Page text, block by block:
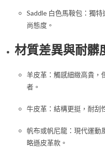
Saddle 白色馬鞍包：獨
尚態度。
材質差異與耐髒
羊皮革：觸感細緻高貴，
者。
牛皮革：結構更挺，耐刮
帆布或帆尼龍：現代運動
略遜皮革款。